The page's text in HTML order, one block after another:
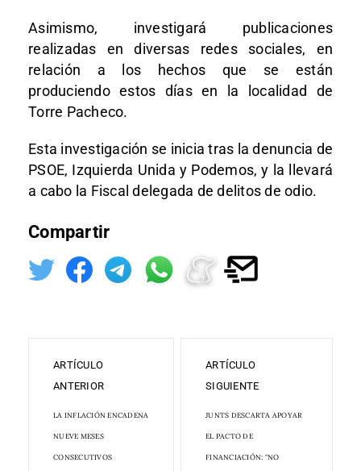
Asimismo, investigará publicaciones
realizadas en diversas redes sociales, en
relación a los hechos que se están
produciendo estos días en la localidad de
Torre Pacheco.
Esta investigación se inicia tras la denuncia de
PSOE, Izquierda Unida y Podemos, y la llevará
a cabo la Fiscal delegada de delitos de odio.
Compartir
ARTÍCULO
ANTERIOR
LA INFLACIÓN ENCADENA
NUEVE MESES
CONSECUTIVOS
ARTÍCULO
SIGUIENTE
JUNTS DESCARTA APOYAR
EL PACTO DE
FINANCIACIÓN: "NO